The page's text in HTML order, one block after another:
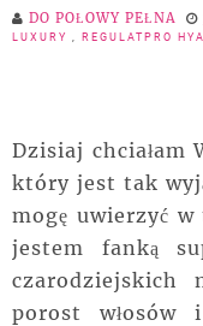
DO POŁOWY PEŁNA
LUXURY
REGULATPRO
Dzisiaj chciałam
który jest tak
mogę uwierzyć w
jestem fanką
czarodziejskich
porost włosów